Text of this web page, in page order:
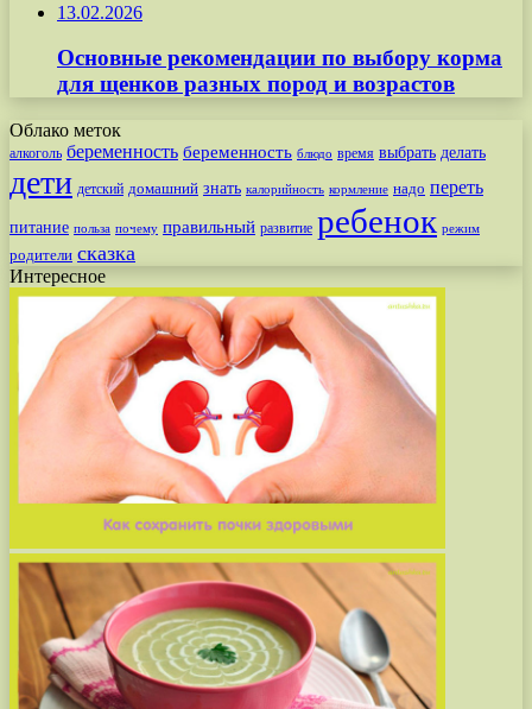
13.02.2026
Основные рекомендации по выбору корма
для щенков разных пород и возрастов
Облако меток
алкоголь беременность беременность блюдо время выбрать делать
дети детский домашний знать калорийность кормление надо переть
питание польза почему правильный развитие ребенок режим
родители сказка
Интересное